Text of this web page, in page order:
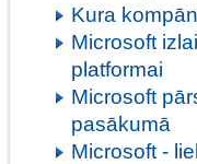
Kura
Microsoft
platformai
Microsoft
pasākumā
Microsoft -